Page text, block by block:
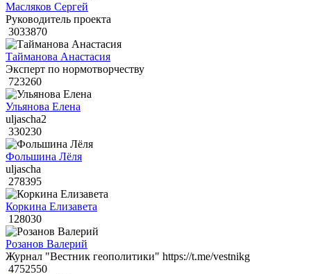
Масляков Сергей
Руководитель проекта
3033870
Тайманова Анастасия
Эксперт по нормотворчеству
723260
Ульянова Елена
uljascha2
330230
Фольшина Лёля
uljascha
278395
Коркина Елизавета
128030
Розанов Валерий
Журнал "Вестник геополитики" https://t.me/vestnikg
4752550